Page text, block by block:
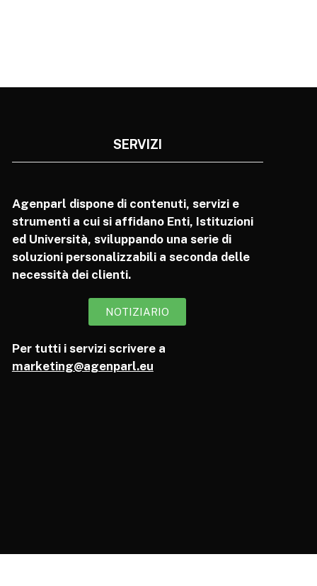
SERVIZI
Agenparl dispone di contenuti, servizi e
strumenti a cui si affidano Enti, Istituzioni
ed Università, sviluppando una serie di
soluzioni personalizzabili a seconda delle
necessità dei clienti.
NOTIZIARIO
Per tutti i servizi scrivere a
marketing@agenparl.eu